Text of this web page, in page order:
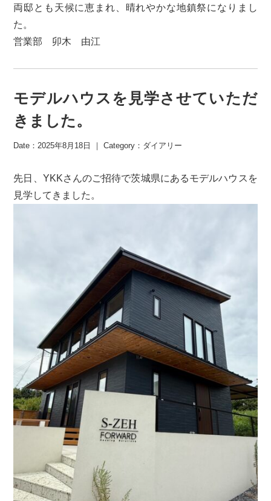
両邸とも天候に恵まれ、晴れやかな地鎮祭になりまし
た。
営業部 卯木 由江
モデルハウスを見学させていただ
きました。
Date：2025年8月18日 ｜ Category： ダイアリー
先日、YKKさんのご招待で茨城県にあるモデルハウスを
見学してきました。